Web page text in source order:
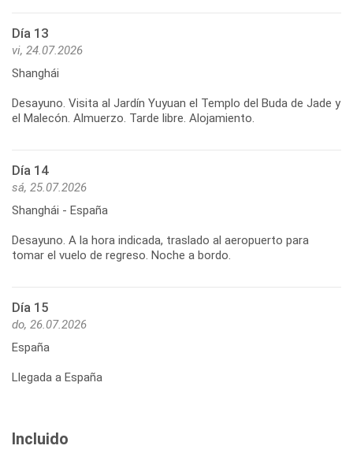
Día 13
vi, 24.07.2026
Shanghái
Desayuno. Visita al Jardín Yuyuan el Templo del Buda de Jade y
Día 14
sá, 25.07.2026
Shanghái - España
Desayuno. A la hora indicada, traslado al aeropuerto para
Día 15
do, 26.07.2026
España
Llegada a España
Incluido